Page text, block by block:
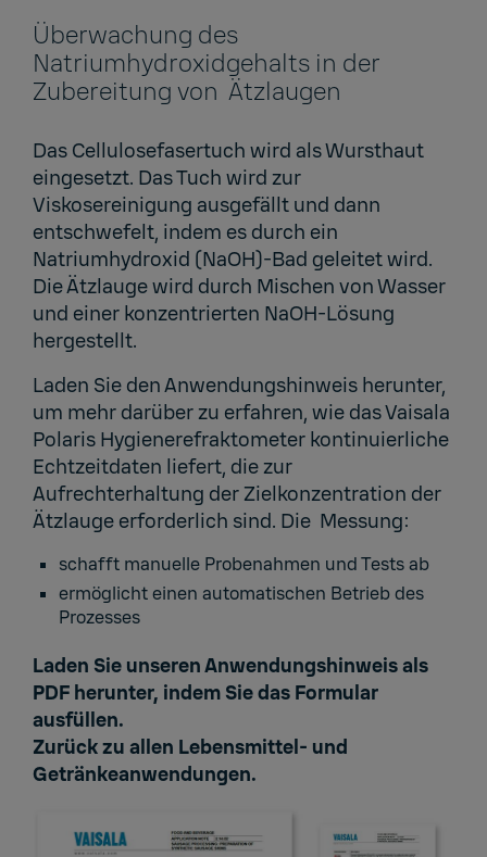
Überwachung des
Natriumhydroxidgehalts in der
Zubereitung von Ätzlaugen
Das Cellulosefasertuch wird als Wursthaut
eingesetzt. Das Tuch wird zur
Viskosereinigung ausgefällt und dann
entschwefelt, indem es durch ein
Natriumhydroxid (NaOH)-Bad geleitet wird.
Die Ätzlauge wird durch Mischen von Wasser
und einer konzentrierten NaOH-Lösung
hergestellt.
Laden Sie den Anwendungshinweis herunter,
um mehr darüber zu erfahren, wie das Vaisala
Polaris Hygienerefraktometer kontinuierliche
Echtzeitdaten liefert, die zur
Aufrechterhaltung der Zielkonzentration der
Ätzlauge erforderlich sind. Die Messung:
schafft manuelle Probenahmen und Tests ab
ermöglicht einen automatischen Betrieb des
Prozesses
Laden Sie unseren Anwendungshinweis als
PDF herunter, indem Sie das Formular
ausfüllen.
Zurück zu allen Lebensmittel- und
Getränkeanwendungen.